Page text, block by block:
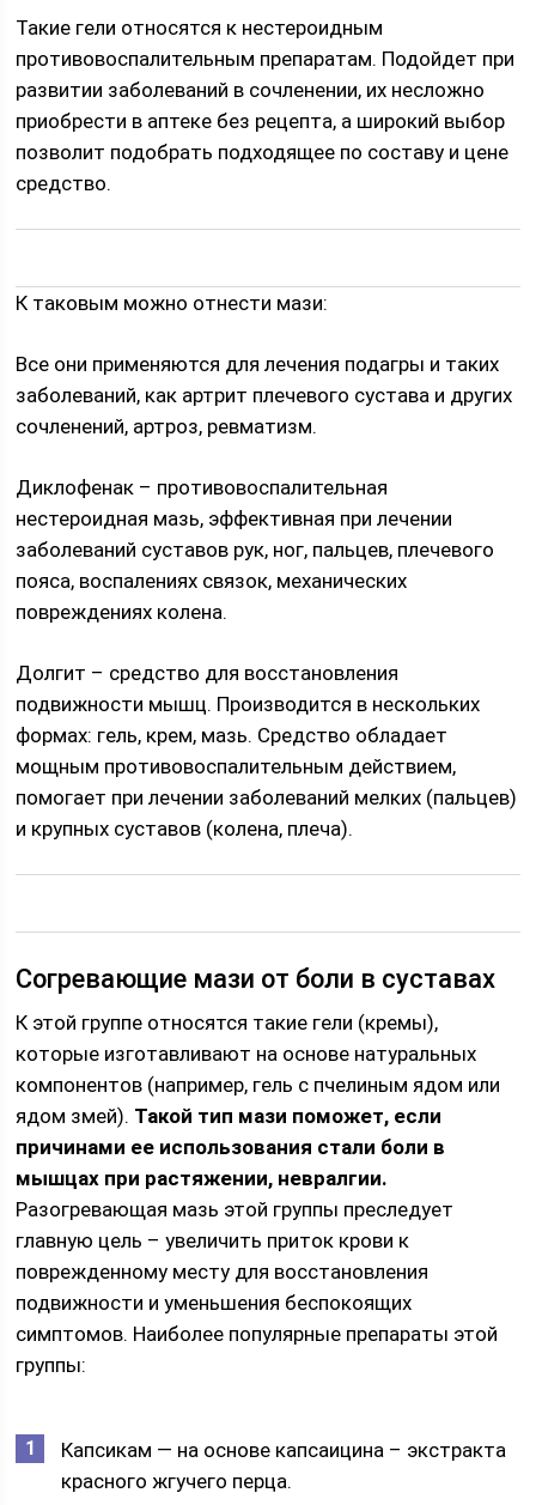
Такие гели относятся к нестероидным
противовоспалительным препаратам. Подойдет при
развитии заболеваний в сочленении, их несложно
приобрести в аптеке без рецепта, а широкий выбор
позволит подобрать подходящее по составу и цене
средство.
К таковым можно отнести мази:
Все они применяются для лечения подагры и таких
заболеваний, как артрит плечевого сустава и других
сочленений, артроз, ревматизм.
Диклофенак – противовоспалительная
нестероидная мазь, эффективная при лечении
заболеваний суставов рук, ног, пальцев, плечевого
пояса, воспалениях связок, механических
повреждениях колена.
Долгит – средство для восстановления
подвижности мышц. Производится в нескольких
формах: гель, крем, мазь. Средство обладает
мощным противовоспалительным действием,
помогает при лечении заболеваний мелких (пальцев)
и крупных суставов (колена, плеча).
Согревающие мази от боли в суставах
К этой группе относятся такие гели (кремы),
которые изготавливают на основе натуральных
компонентов (например, гель с пчелиным ядом или
ядом змей). Такой тип мази поможет, если
причинами ее использования стали боли в
мышцах при растяжении, невралгии.
Разогревающая мазь этой группы преследует
главную цель – увеличить приток крови к
поврежденному месту для восстановления
подвижности и уменьшения беспокоящих
симптомов. Наиболее популярные препараты этой
группы:
Капсикам — на основе капсаицина – экстракта
красного жгучего перца.